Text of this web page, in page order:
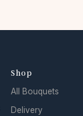
Shop
All Bouquets
Delivery